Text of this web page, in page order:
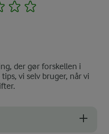
3 4
der gør forskellen i
vi selv bruger, når vi